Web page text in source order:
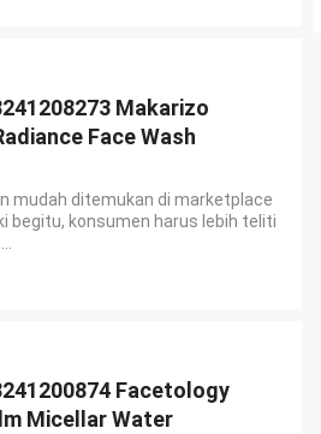
Makarizo
Face Wash
mudah ditemukan di marketplace
begitu, konsumen harus lebih teliti
Facetology
Micellar Water